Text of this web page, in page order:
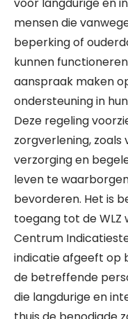
mensen die
beperking of
kunnen
aanspraak maken
ondersteuning in
Deze regeling
zorgverlening, zoals
verzorging en
leven te
bevorderen. Het is
toegang tot de
Centrum
indicatie afgeeft op
de betreffende
die langdurige en